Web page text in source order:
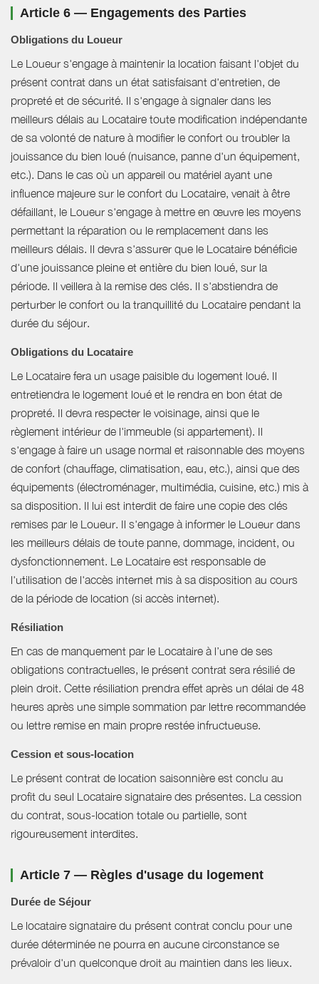
Article 6 — Engagements des Parties
Obligations du Loueur
Le Loueur s'engage à maintenir la location faisant l'objet du
présent contrat dans un état satisfaisant d'entretien, de
propreté et de sécurité. Il s'engage à signaler dans les
meilleurs délais au Locataire toute modification indépendante
de sa volonté de nature à modifier le confort ou troubler la
jouissance du bien loué (nuisance, panne d'un équipement,
etc.). Dans le cas où un appareil ou matériel ayant une
influence majeure sur le confort du Locataire, venait à être
défaillant, le Loueur s'engage à mettre en œuvre les moyens
permettant la réparation ou le remplacement dans les
meilleurs délais. Il devra s'assurer que le Locataire bénéficie
d'une jouissance pleine et entière du bien loué, sur la
période. Il veillera à la remise des clés. Il s'abstiendra de
perturber le confort ou la tranquillité du Locataire pendant la
durée du séjour.
Obligations du Locataire
Le Locataire fera un usage paisible du logement loué. Il
entretiendra le logement loué et le rendra en bon état de
propreté. Il devra respecter le voisinage, ainsi que le
règlement intérieur de l'immeuble (si appartement). Il
s'engage à faire un usage normal et raisonnable des moyens
de confort (chauffage, climatisation, eau, etc.), ainsi que des
équipements (électroménager, multimédia, cuisine, etc.) mis à
sa disposition. Il lui est interdit de faire une copie des clés
remises par le Loueur. Il s'engage à informer le Loueur dans
les meilleurs délais de toute panne, dommage, incident, ou
dysfonctionnement. Le Locataire est responsable de
l'utilisation de l'accès internet mis à sa disposition au cours
de la période de location (si accès internet).
Résiliation
En cas de manquement par le Locataire à l’une de ses
obligations contractuelles, le présent contrat sera résilié de
plein droit. Cette résiliation prendra effet après un délai de 48
heures après une simple sommation par lettre recommandée
ou lettre remise en main propre restée infructueuse.
Cession et sous-location
Le présent contrat de location saisonnière est conclu au
profit du seul Locataire signataire des présentes. La cession
du contrat, sous-location totale ou partielle, sont
rigoureusement interdites.
Article 7 — Règles d'usage du logement
Durée de Séjour
Le locataire signataire du présent contrat conclu pour une
durée déterminée ne pourra en aucune circonstance se
prévaloir d'un quelconque droit au maintien dans les lieux.